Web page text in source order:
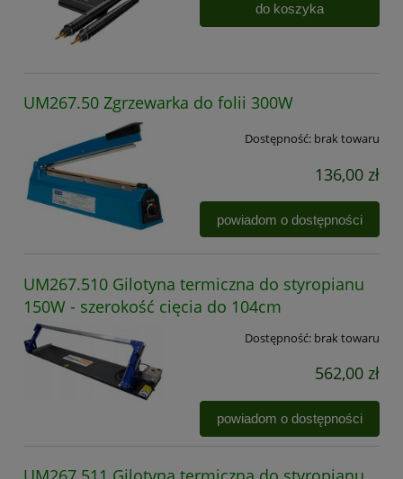
do koszyka
UM267.50 Zgrzewarka do folii 300W
Dostępność: brak towaru
136,00 zł
powiadom o dostępności
UM267.510 Gilotyna termiczna do styropianu
150W - szerokość cięcia do 104cm
Dostępność: brak towaru
562,00 zł
powiadom o dostępności